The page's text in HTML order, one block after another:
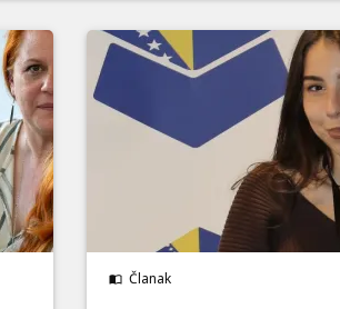
Članak